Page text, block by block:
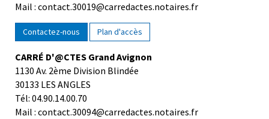
Mail : contact.30019@carredactes.notaires.fr
Contactez-nous Plan d'accès
CARRÉ D'@CTES Grand Avignon
1130 Av. 2ème Division Blindée
30133 LES ANGLES
Tél: 04.90.14.00.70
Mail : contact.30094@carredactes.notaires.fr